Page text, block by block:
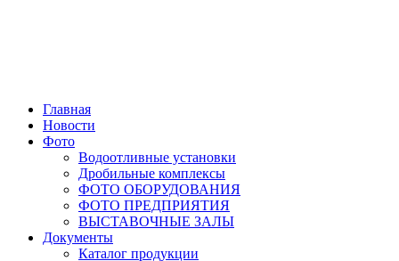
Главная
Новости
Фото
Водоотливные установки
Дробильные комплексы
ФОТО ОБОРУДОВАНИЯ
ФОТО ПРЕДПРИЯТИЯ
ВЫСТАВОЧНЫЕ ЗАЛЫ
Документы
Каталог продукции